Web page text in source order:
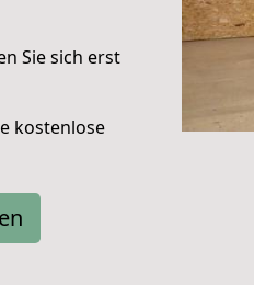
Sie sich erst
kostenlose